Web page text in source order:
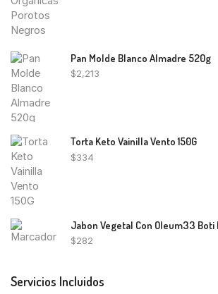
Pan Molde Blanco Almadre 520g
$2,213
Torta Keto Vainilla Vento 150G
$334
Jabon Vegetal Con Oleum33 Boti
$282
Servicios Incluidos